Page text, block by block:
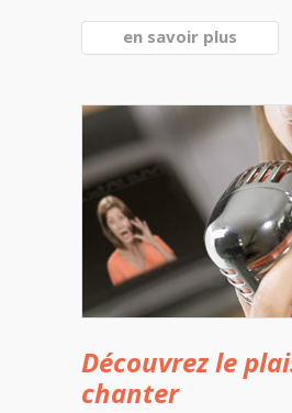
en savoir plus
Découvrez le
chanter